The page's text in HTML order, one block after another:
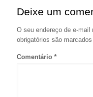
Deixe um
O seu endereço de e-mail
obrigatórios são
Comentário *